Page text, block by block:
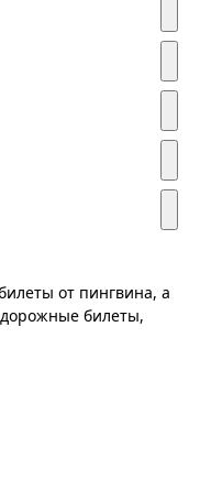
от пингвина, а
билеты,